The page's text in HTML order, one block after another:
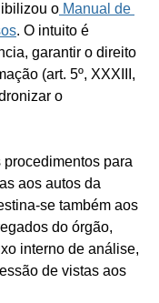
o Manual de
. O intuito é
garantir o direito
(art. 5º, XXXIII,
o
para
aos autos da
se também aos
do órgão,
interno de análise,
de vistas aos